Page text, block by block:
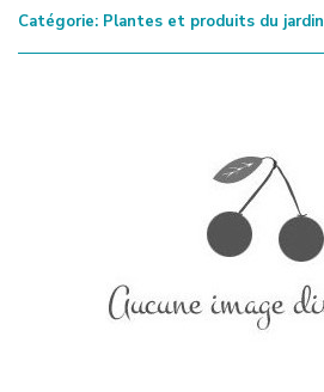
Catégorie: Plantes et produits du jardin